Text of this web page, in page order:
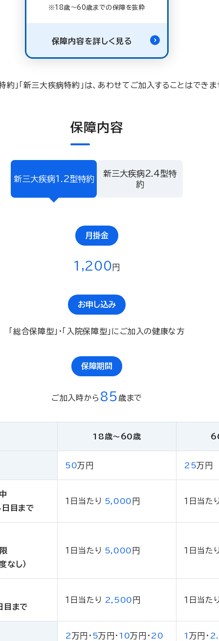
※18歳〜60歳までの保障を抜粋
保障内容を詳しく見る
約」「新三大疾病特約」は、あわせてご加入することはできま
保障内容
新三大疾病1.2型特約
新三大疾病2.4型特
約
月掛金
1,2 00 円
お申し込み
「総合保障型」・「入院保障型」にご加入の健康な方
保障期間
ご加入時から 85 歳まで
18歳〜60歳
50万円 25万円
目まで
１日当たり 5,000 円 １日当た
なし）
１日当たり 5,000 円 １日当た
目まで
１日当たり 2,500 円 １日当た
2万円 ・ 5万円 ・ 10万円 ・ 20
1 万円 ・